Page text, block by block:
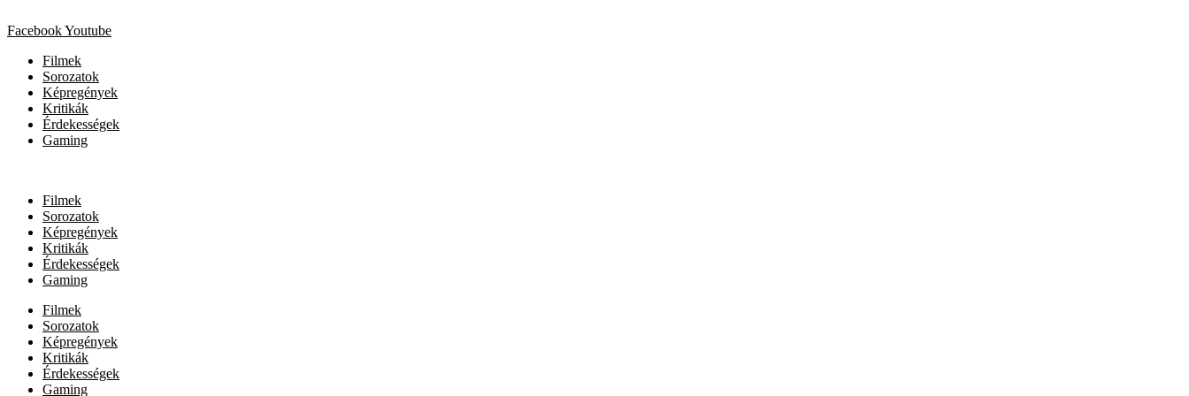
FacebookYoutube
Filmek
Sorozatok
Képregények
Kritikák
Érdekességek
Gaming
Filmek
Sorozatok
Képregények
Kritikák
Érdekességek
Gaming
Filmek
Sorozatok
Képregények
Kritikák
Érdekességek
Gaming